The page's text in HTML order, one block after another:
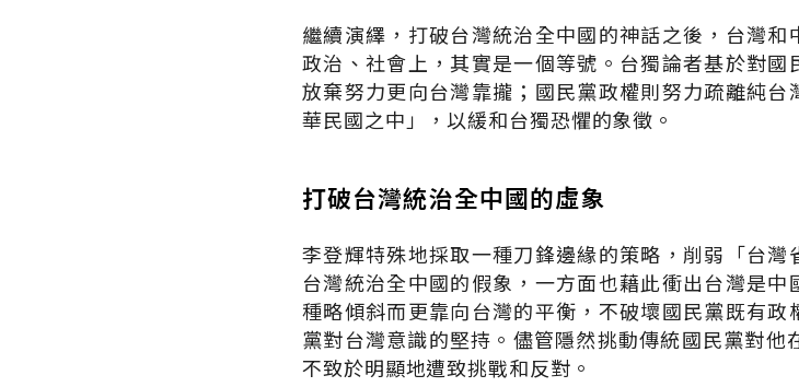
繼續演繹，打破台灣統治全中國的神話之後，台灣
政治、社會上，其實是一個等號。台獨論者基於對
放棄努力更向台灣靠攏；國民黨政權則努力疏離純
華民國之中」，以緩和台獨恐懼的象徵。
打破台灣統治全中國的虛象
李登輝特殊地採取一種刀鋒邊緣的策略，削弱「台
台灣統治全中國的假象，一方面也藉此衝出台灣是
種略傾斜而更靠向台灣的平衡，不破壞國民黨既有
黨對台灣意識的堅持。儘管隱然挑動傳統國民黨對
不致於明顯地遭致挑戰和反對。